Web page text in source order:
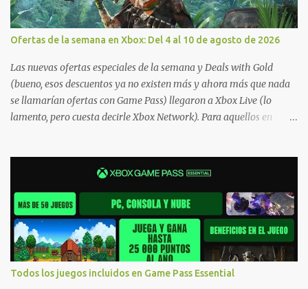
Ofertas de la semana en Xbox: Del 4 al 10 de agosto de 2026
Las nuevas ofertas especiales de la semana y Deals with Gold
(bueno, esos descuentos ya no existen más y ahora más que nada
se llamarían ofertas con Game Pass) llegaron a Xbox Live (lo
lamento, pero cuesta decirle Xbox Network). Para aquellos en
jugarlos y mantener un progreso compartido en Windows PC y
Xbox, y tenemos un listado de juegos compatibles por acá . ¿Aún
necesitas una mano con las compras? Tenemos un tutorial extenso
o en vídeo para que se quiten todas las dudas generales de cómo
hacer compras en Xbox . Podes consultar un listado más completo
de promociones desde xbox.com. El post puede tener
actualizaciones regulares o cambios ante cualquier error. Ofertas
- Argentina Ofertas - Chile Ofertas - Colombia Ofertas - México
Todos los juegos incluidos en Game Pass Essential